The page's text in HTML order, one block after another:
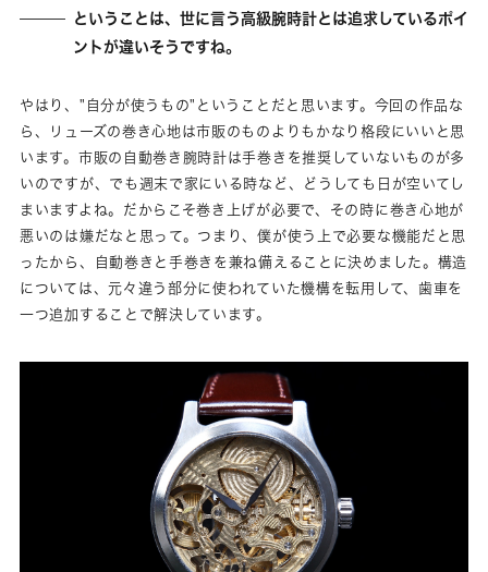
ということは、世に言う高級腕時計とは追求しているポイ
ントが違いそうですね。
やはり、"自分が使うもの"ということだと思います。今回の作品な
ら、リューズの巻き心地は市販のものよりもかなり格段にいいと思
います。市販の自動巻き腕時計は手巻きを推奨していないものが多
いのですが、でも週末で家にいる時など、どうしても日が空いてし
まいますよね。だからこそ巻き上げが必要で、その時に巻き心地が
悪いのは嫌だなと思って。つまり、僕が使う上で必要な機能だと思
ったから、自動巻きと手巻きを兼ね備えることに決めました。構造
については、元々違う部分に使われていた機構を転用して、歯車を
一つ追加することで解決しています。